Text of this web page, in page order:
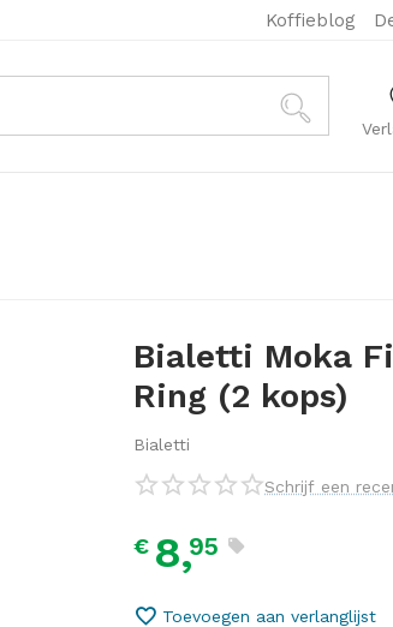
Koffieblog
Bialetti Moka
Ring (2 kops)
Bialetti
Schrijf een
€ 8,95
Toevoegen aan verlanglijst